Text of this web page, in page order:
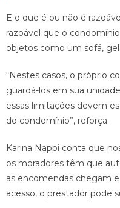
E o que é ou não é
razoável que o
objetos como um sofá,
“Nestes casos, o próprio
guardá-los em sua
essas limitações devem
do condomínio”, reforça.
Karina Nappi conta que
os moradores têm que
as encomendas chegam
acesso, o prestador pode